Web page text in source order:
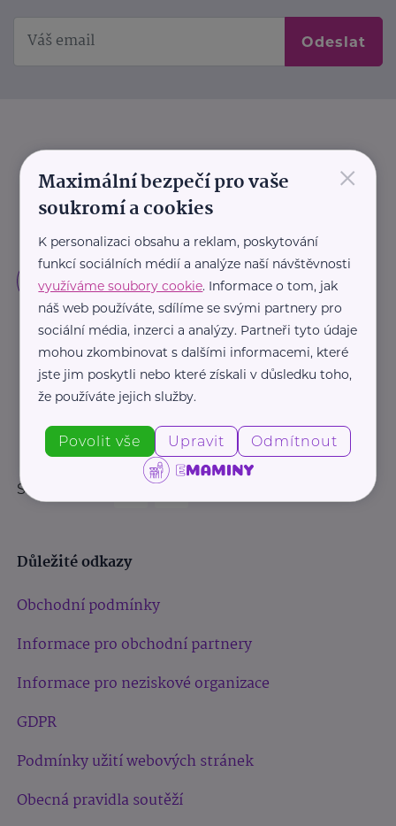
Odeslat
Sledujte nás:
Důležité odkazy
Obchodní podmínky
Informace pro obchodní partnery
Informace pro neziskové organizace
GDPR
Podmínky užití webových stránek
Obecná pravidla soutěží
×
Maximální bezpečí pro vaše
soukromí a cookies
K personalizaci obsahu a reklam, poskytování
funkcí sociálních médií a analýze naší návštěvnosti
využíváme soubory cookie. Informace o tom, jak
náš web používáte, sdílíme se svými partnery pro
sociální média, inzerci a analýzy. Partneři tyto údaje
mohou zkombinovat s dalšími informacemi, které
jste jim poskytli nebo které získali v důsledku toho,
že používáte jejich služby.
Povolit vše Upravit Odmítnout